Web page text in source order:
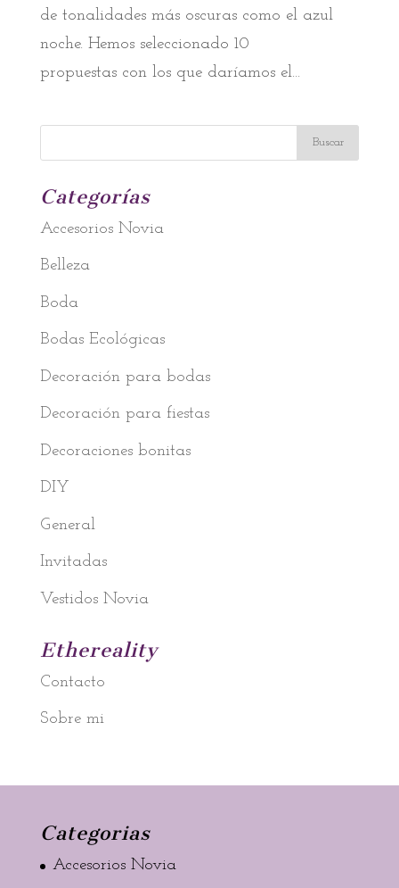
de tonalidades más oscuras como el azul
noche. Hemos seleccionado 10
propuestas con los que daríamos el...
Categorías
Accesorios Novia
Belleza
Boda
Bodas Ecológicas
Decoración para bodas
Decoración para fiestas
Decoraciones bonitas
DIY
General
Invitadas
Vestidos Novia
Ethereality
Contacto
Sobre mi
Categorias
Accesorios Novia